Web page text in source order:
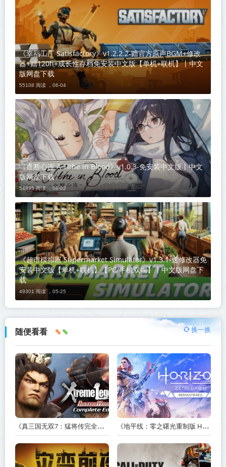
《幸福工厂 Satisfactory》v1.2.2.2-赠官方原声BGM+修改
器+赠120h+成长性存档免安装中文版【单机+联机】丨中文
版网盘下载
55108 阅读 ， 06-04
《血断心连 A Tithe in Blood》v1.0.3-免安装中文版丨中文
版网盘下载
54895 阅读 ， 06-02
《超市模拟器 Supermarket Simulator》v1.3.1-送修改器免
安装中文版【单机+联机】【PC/手机双端】丨中文版网盘下
载
49301 阅读 ， 05-25
随便看看 换一换
《真三国无双7：猛将传完全版 DYNASTY WARRIORS 7: Xtreme Legends Complete Edition》Build.3602035-免安装中文版【PC/手机双端】丨中文版 《地平线：零之曙光重制版 Horizon Zero Dawn Remastered》v1.5.89.0-送修改器丨中文版网盘下载